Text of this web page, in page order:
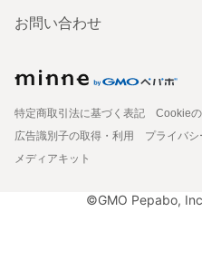
お問い合わせ
特定商取引法に基づく表記
Cookie
広告識別子の取得・利用
プライバ
メディアキット
©GMO Pepabo,